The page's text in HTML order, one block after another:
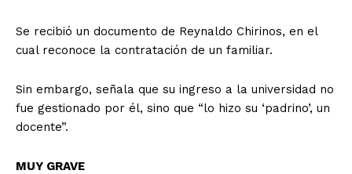
Se recibió un documento de Reynaldo Chirinos, en el
cual reconoce la contratación de un familiar.
Sin embargo, señala que su ingreso a la universidad no
fue gestionado por él, sino que “lo hizo su ‘padrino’, un
docente”.
MUY GRAVE